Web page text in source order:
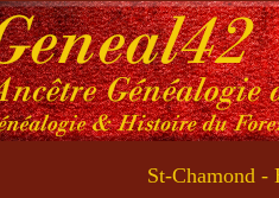
St-Chamond -